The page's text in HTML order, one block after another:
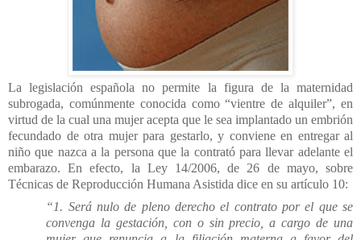
La legislación española no permite la figura de la maternidad
subrogada, comúnmente conocida como “vientre de alquiler”, en
virtud de la cual una mujer acepta que le sea implantado un embrión
fecundado de otra mujer para gestarlo, y conviene en entregar al
niño que nazca a la persona que la contrató para llevar adelante el
embarazo. En efecto, la Ley 14/2006, de 26 de mayo, sobre
Técnicas de Reproducción Humana Asistida dice en su artículo 10:
“1. Será nulo de pleno derecho el contrato por el que se
convenga la gestación, con o sin precio, a cargo de una